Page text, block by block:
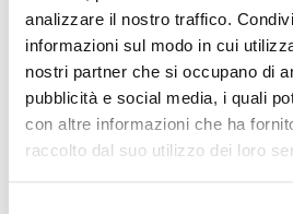
analizzare il nostro traffico.
informazioni sul modo in cui
nostri partner che si occupano di
pubblicità e social media, i quali
con altre informazioni che ha
raccolto dal suo utilizzo dei loro